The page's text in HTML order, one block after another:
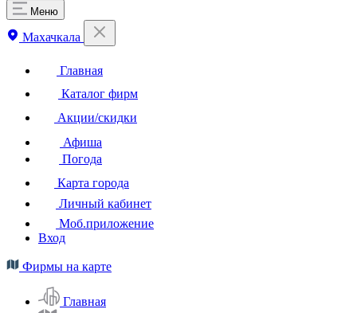
Меню
Махачкала
Главная
Каталог фирм
Акции/скидки
Афиша
Погода
Карта города
Личный кабинет
Моб.приложение
Вход
Фирмы на карте
Главная